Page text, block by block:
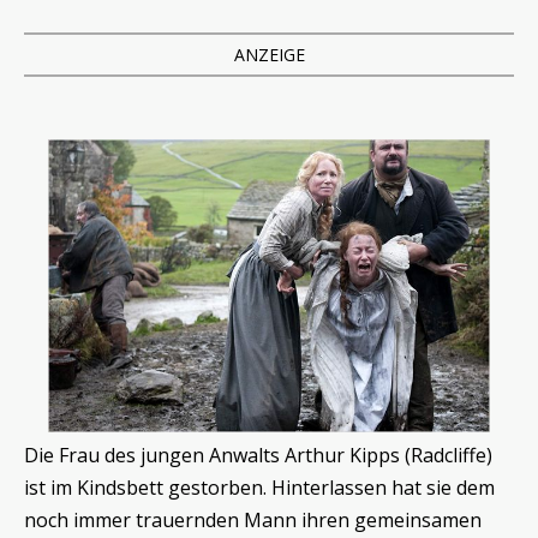
ANZEIGE
Die Frau des jungen Anwalts Arthur Kipps (Radcliffe)
ist im Kindsbett gestorben. Hinterlassen hat sie dem
noch immer trauernden Mann ihren gemeinsamen